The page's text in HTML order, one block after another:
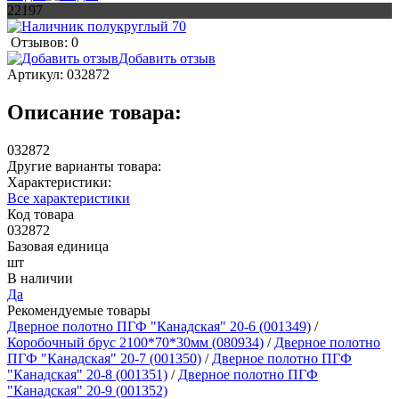
22197
Отзывов: 0
Добавить отзыв
Артикул: 032872
Описание товара:
032872
Другие варианты товара:
Характеристики:
Все характеристики
Код товара
032872
Базовая единица
шт
В наличии
Да
Рекомендуемые товары
Дверное полотно ПГФ "Канадская" 20-6 (001349) /
Коробочный брус 2100*70*30мм (080934) / Дверное полотно
ПГФ "Канадская" 20-7 (001350) / Дверное полотно ПГФ
"Канадская" 20-8 (001351) / Дверное полотно ПГФ
"Канадская" 20-9 (001352)